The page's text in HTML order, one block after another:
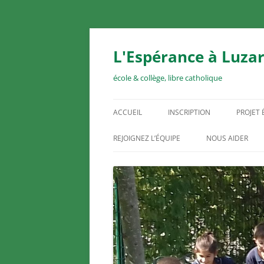
Aller
L'Espérance à
école & collège, libre catholique
ACCUEIL INSCRIPTION
REJOIGNEZ L’ÉQUIPE NOUS AIDER